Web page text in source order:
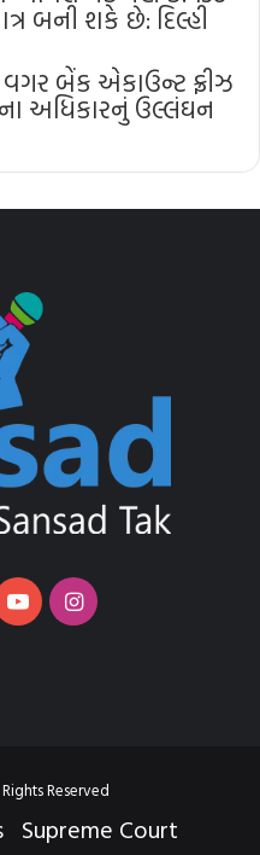
બની શકે છે: દિલ્હી
વગર બેંક એકાઉન્ટ ફ્રીઝ
અધિકારનું ઉલ્લંઘન
YouTubeInstagram
Reserved
Supreme Court